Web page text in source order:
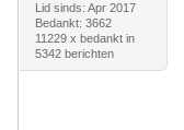
Lid sinds: Apr 2017
Bedankt: 3662
11229 x bedankt in
5342 berichten